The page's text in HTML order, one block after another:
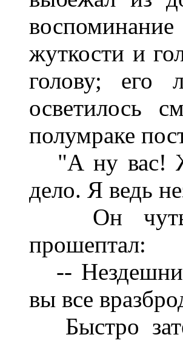
жуткости и
голову; его
осветилось
полумраке
"А ну вас!
дело. Я ведь
Он чуть
прошептал:
--
вы все
Быстро